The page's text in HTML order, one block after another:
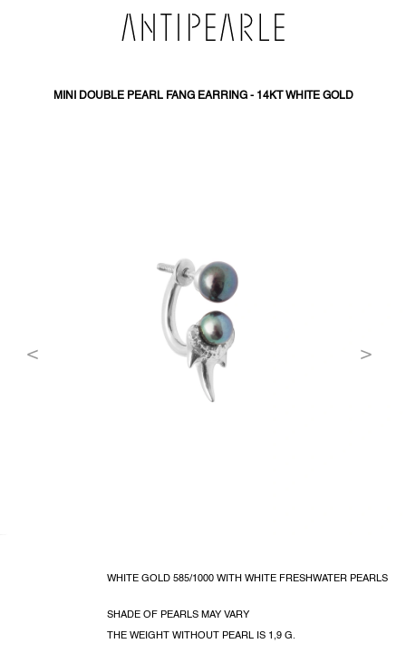
MINI DOUBLE PEARL FANG EARRING - 14KT WHITE GOLD
WHITE GOLD 585/1000 WITH WHITE FRESHWATER PEARLS
SHADE OF PEARLS MAY VARY
THE WEIGHT WITHOUT PEARL IS 1,9 G.